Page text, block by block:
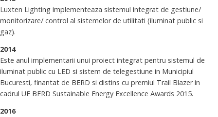
Luxten Lighting implementeaza sistemul integrat de gestiune/
monitorizare/ control al sistemelor de utilitati (iluminat public si
gaz).
2014
Este anul implementarii unui proiect integrat pentru sistemul de
iluminat public cu LED si sistem de telegestiune in Municipiul
Bucuresti, finantat de BERD si distins cu premiul Trail Blazer in
cadrul UE BERD Sustainable Energy Excellence Awards 2015.
2016